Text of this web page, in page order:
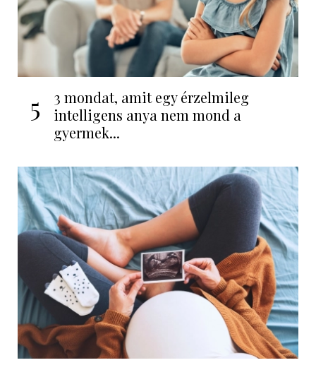
5
3 mondat, amit egy érzelmileg
intelligens anya nem mond a
gyermek...